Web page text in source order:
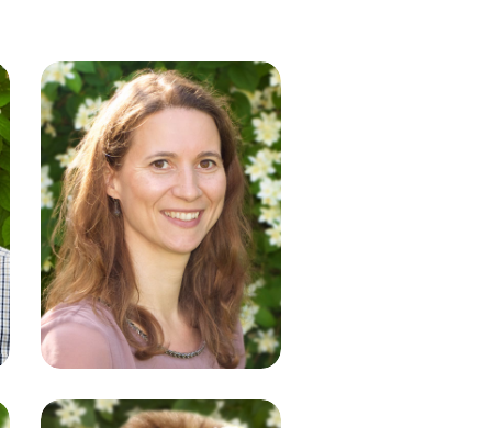
Annette
Dippel
Kundenberatung |
Kursüberarbeitung